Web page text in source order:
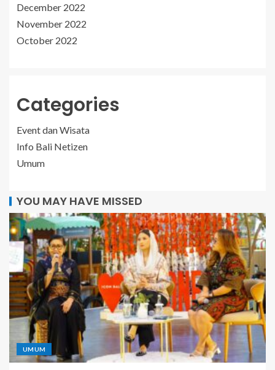
December 2022
November 2022
October 2022
Categories
Event dan Wisata
Info Bali Netizen
Umum
YOU MAY HAVE MISSED
UMUM